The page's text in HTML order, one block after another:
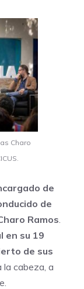
Charo
de
de
Ramos
en su 19
de sus
la cabeza, a